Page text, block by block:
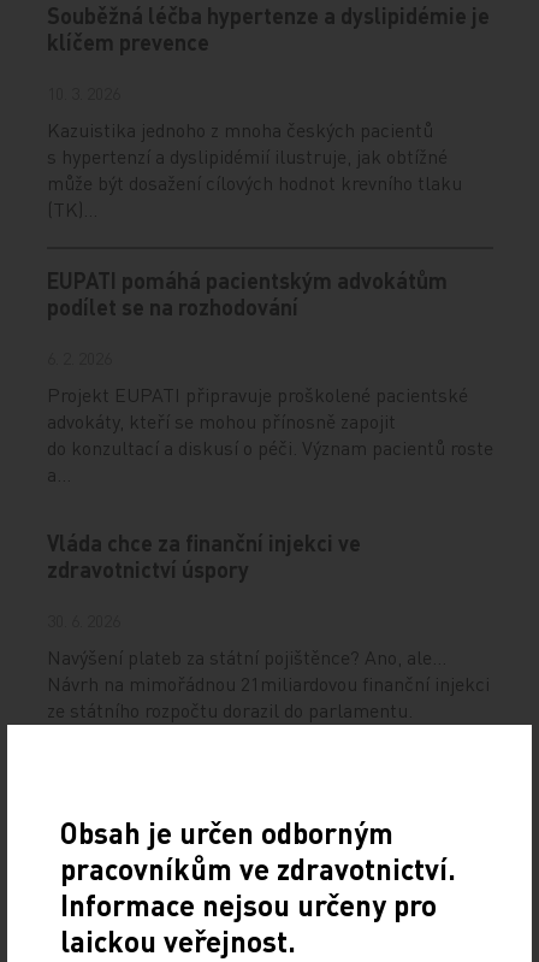
Souběžná léčba hypertenze a dyslipidémie je
klíčem prevence
Kazuistika jednoho z mnoha českých pacientů
s hypertenzí a dyslipidémií ilustruje, jak obtížné
může být dosažení cílových hodnot krevního tlaku
(TK)…
EUPATI pomáhá pacientským advokátům
podílet se na rozhodování
Projekt EUPATI připravuje proškolené pacientské
advokáty, kteří se mohou přínosně zapojit
do konzultací a diskusí o péči. Význam pacientů roste
a…
Vláda chce za finanční injekci ve
zdravotnictví úspory
Navýšení plateb za státní pojištěnce? Ano, ale…
Návrh na mimořádnou 21miliardovou finanční injekci
ze státního rozpočtu dorazil do parlamentu.
riziko komplikací
16. 6. 2026
Letošní Jarní interaktivní konference Společnosti
všeobecného lékařství ČLS JEP (JIK SVL), která
Obsah je určen odborným
pracovníkům ve zdravotnictví.
Informace nejsou určeny pro
laickou veřejnost.